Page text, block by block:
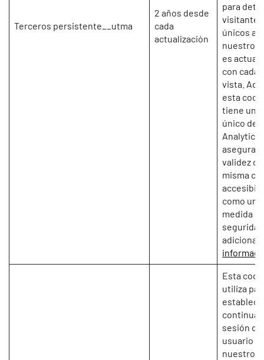
Terceros persistente__utma
2 años desde
cada
actualización
para
visitantes
únicos a
nuestro
es
con cada
vista.
esta
tiene un
único de
Analytics
asegura
validez
misma
como una
medida
seguridad
adicional.
Esta
utiliza
continuar
sesión de
usuario
nuestro